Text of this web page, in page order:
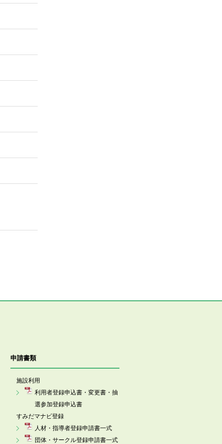
申請書類
施設利用
利用者登録申込書・変更書・抽
選参加登録申込書
すみだマナビ登録
人材・指導者登録申請書一式
団体・サークル登録申請書一式